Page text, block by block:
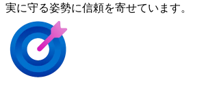
実に守る姿勢に信頼を寄せています。